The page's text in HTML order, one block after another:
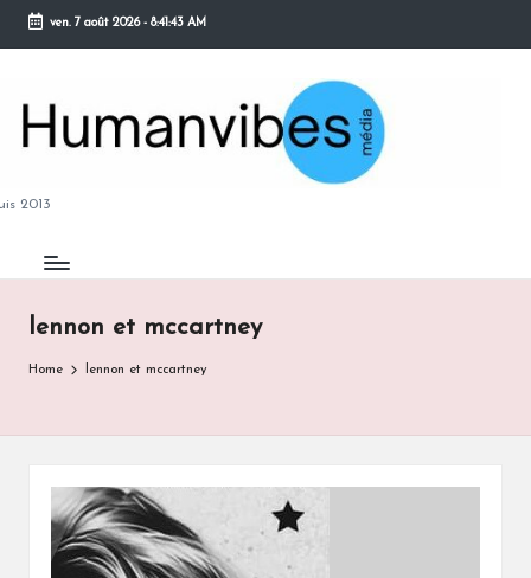
Skip
content
ven. 7 août 2026- 8:41:44 AM
2013
lennon et mccartney
Home lennon et mccartney